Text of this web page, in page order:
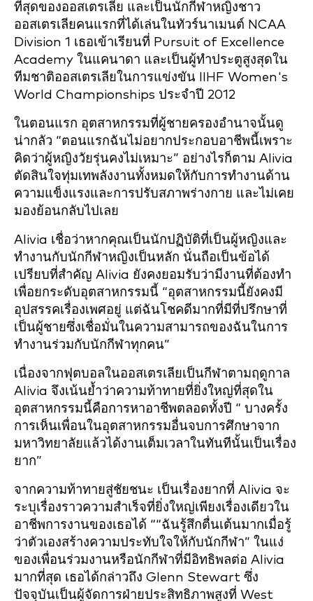
ที่สุดของออสเตรเลีย และเป็นนักกีฬาหญิงชาว
ออสเตรเลียคนแรกที่ได้เล่นในทัวร์นาเมนต์ NCAA
Division 1 เธอเข้าเรียนที่ Pursuit of Excellence
Academy ในแคนาดา และเป็นผู้ทำประตูสูงสุดใน
ทีมชาติออสเตรเลียในการแข่งขัน IIHF Women's
World Championships ประจำปี 2012
ในตอนแรก อุตสาหกรรมที่ผู้ชายครองอำนาจนั้นดู
น่ากลัว “ตอนแรกฉันไม่อยากประกอบอาชีพนี้เพราะ
คิดว่าผู้หญิงวัยรุ่นคงไม่เหมาะ” อย่างไรก็ตาม Alivia
ตัดสินใจทุ่มเทพลังงานทั้งหมดให้กับการทำงานด้าน
ความแข็งแรงและการปรับสภาพร่างกาย และไม่เคย
มองย้อนกลับไปเลย
Alivia เชื่อว่าหากคุณเป็นนักปฏิบัติที่เป็นผู้หญิงและ
ทำงานกับนักกีฬาหญิงเป็นหลัก นั่นถือเป็นข้อได้
เปรียบที่สำคัญ Alivia ยังคงยอมรับว่ามีงานที่ต้องทำ
เพื่อยกระดับอุตสาหกรรมนี้ “อุตสาหกรรมนี้ยังคงมี
อุปสรรคเรื่องเพศอยู่ แต่ฉันโชคดีมากที่มีที่ปรึกษาที่
เป็นผู้ชายซึ่งเชื่อมั่นในความสามารถของฉันในการ
ทำงานร่วมกับนักกีฬาทุกคน”
เนื่องจากฟุตบอลในออสเตรเลียเป็นกีฬาตามฤดูกาล
Alivia จึงเน้นย้ำว่าความท้าทายที่ยิ่งใหญ่ที่สุดใน
อุตสาหกรรมนี้คือการหาอาชีพตลอดทั้งปี “ บางครั้ง
การเห็นเพื่อนในอุตสาหกรรมอื่นจบการศึกษาจาก
มหาวิทยาลัยแล้วได้งานเต็มเวลาในทันทีนั้นเป็นเรื่อง
ยาก”
จากความท้าทายสู่ชัยชนะ เป็นเรื่องยากที่ Alivia จะ
ระบุเรื่องราวความสำเร็จที่ยิ่งใหญ่เพียงเรื่องเดียวใน
อาชีพการงานของเธอได้ ““ฉันรู้สึกตื่นเต้นมากเมื่อรู้
ว่าตัวเองสร้างความประทับใจให้กับนักกีฬา” ในแง่
ของเพื่อนร่วมงานหรือนักกีฬาที่มีอิทธิพลต่อ Alivia
มากที่สุด เธอได้กล่าวถึง Glenn Stewart ซึ่ง
ปัจจุบันเป็นผู้จัดการฝ่ายประสิทธิภาพสูงที่ West